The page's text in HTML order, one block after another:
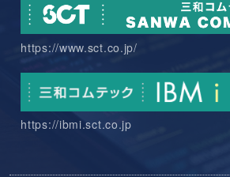
https://www.sct.co.jp/
https://ibmi.sct.co.jp